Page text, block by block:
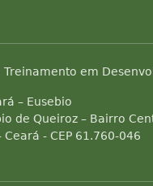
em
– Eusebio
de Queiroz – Bairro
Ceará - CEP 61.760-046